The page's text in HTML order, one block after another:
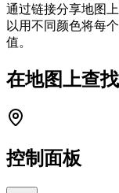
通过链接分享地图
以用不同颜色将每
值。
在地图上查
控制面板